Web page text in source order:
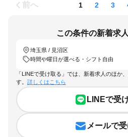
前へ 1 2 3
この条件の新着求
埼玉県 / 見沼区
時間や曜日が選べる・シフト自由
「LINEで受け取る」では、新着求人のほか
す。 詳しくはこちら
LINEで受
メールで